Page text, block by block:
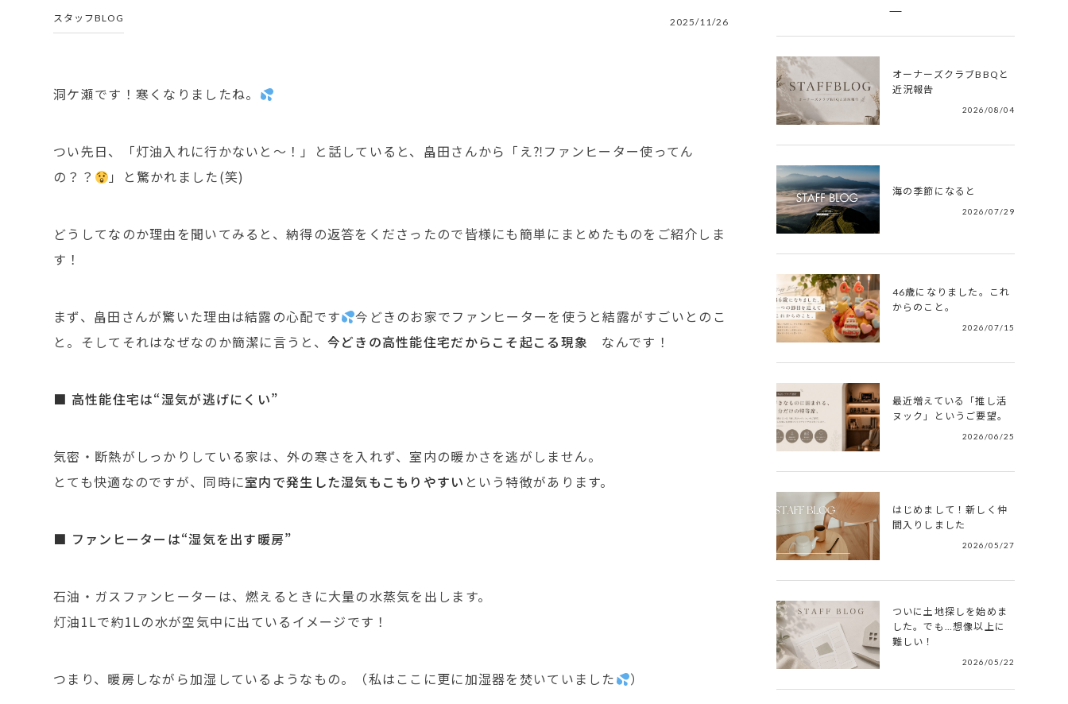
スタッフBLOG 2025/11/26
洞ケ瀬です！寒くなりましたね。
つい先日、「灯油入れに行かないと～！」と話していると、畠田さんから「え⁈ファンヒーター使ってん
の？？
」と驚かれました(笑)
どうしてなのか理由を聞いてみると、納得の返答をくださったので皆様にも簡単にまとめたものをご紹介しま
す！
まず、畠田さんが驚いた理由は結露の心配です
今どきのお家でファンヒーターを使うと結露がすごいとのこ
と。そしてそれはなぜなのか簡潔に言うと、 今どきの高性能住宅だからこそ起こる現象 なんです！
■ 高性能住宅は“湿気が逃げにくい”
気密・断熱がしっかりしている家は、外の寒さを入れず、室内の暖かさを逃がしません。
とても快適なのですが、同時に室内で発生した湿気もこもりやすい という特徴があります。
■ ファンヒーターは“湿気を出す暖房”
石油・ガスファンヒーターは、燃えるときに大量の水蒸気を出します。
灯油1Lで約1Lの水が空気中に出ているイメージです！
つまり、暖房しながら加湿しているようなもの。（私はここに更に加湿器を焚いていました ）
オーナーズクラブBBQと
近況報告
2026/08/04
海の季節になると
2026/07/29
46歳になりました。これ
からのこと。
2026/07/15
最近増えている「推し活
ヌック」というご要望。
2026/06/25
はじめまして！新しく仲
間入りしました
2026/05/27
ついに土地探しを始めま
した。でも…想像以上に
難しい！
2026/05/22